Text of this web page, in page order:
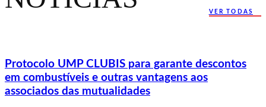
VER TODAS
Protocolo UMP CLUBIS para garante descontos
em combustíveis e outras vantagens aos
associados das mutualidades